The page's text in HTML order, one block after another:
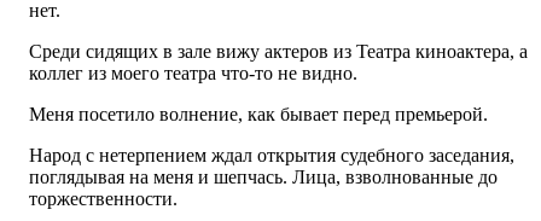
нет.
Среди сидящих в зале вижу актеров из Театра киноактера, а
коллег из моего театра что-то не видно.
Меня посетило волнение, как бывает перед премьерой.
Народ с нетерпением ждал открытия судебного заседания,
поглядывая на меня и шепчась. Лица, взволнованные до
торжественности.